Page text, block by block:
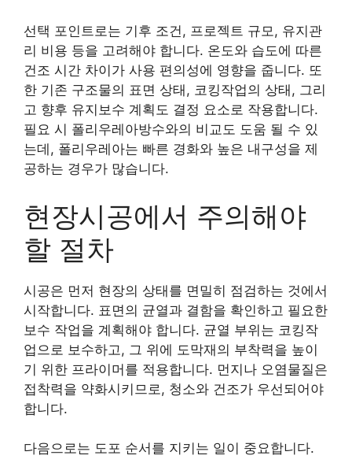
선택 포인트로는 기후 조건, 프로젝트 규모, 유지관
리 비용 등을 고려해야 합니다. 온도와 습도에 따른
건조 시간 차이가 사용 편의성에 영향을 줍니다. 또
한 기존 구조물의 표면 상태, 코킹작업의 상태, 그리
고 향후 유지보수 계획도 결정 요소로 작용합니다.
필요 시 폴리우레아방수와의 비교도 도움 될 수 있
는데, 폴리우레아는 빠른 경화와 높은 내구성을 제
공하는 경우가 많습니다.
현장시공에서 주의해야
할 절차
시공은 먼저 현장의 상태를 면밀히 점검하는 것에서
시작합니다. 표면의 균열과 결함을 확인하고 필요한
보수 작업을 계획해야 합니다. 균열 부위는 코킹작
업으로 보수하고, 그 위에 도막재의 부착력을 높이
기 위한 프라이머를 적용합니다. 먼지나 오염물질은
접착력을 약화시키므로, 청소와 건조가 우선되어야
합니다.
다음으로는 도포 순서를 지키는 일이 중요합니다.